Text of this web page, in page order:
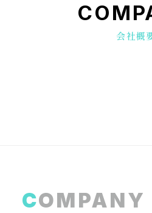
会社概
COMPANY